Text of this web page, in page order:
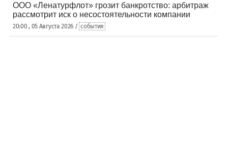
ООО «Ленатурфлот» грозит банкротство: арбитраж
рассмотрит иск о несостоятельности компании
20:00 , 05 Августа 2026 / события